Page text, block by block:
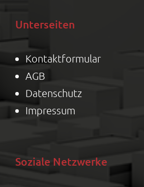
Unterseiten
Kontaktformular
AGB
Datenschutz
Impressum
Soziale Netzwerke